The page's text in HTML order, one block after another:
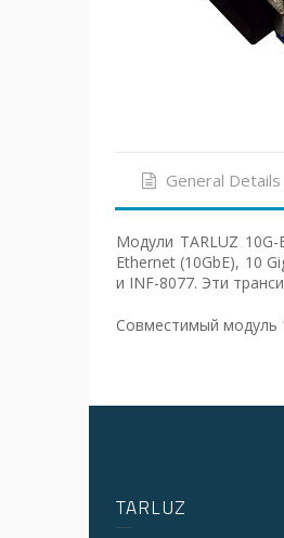
General Details
Модули TARLUZ
Ethernet (10GbE), 10
и INF-8077. Эти
Совместимый модуль
TARLUZ